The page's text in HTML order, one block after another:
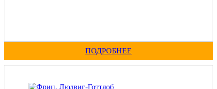
ПОДРОБНЕЕ